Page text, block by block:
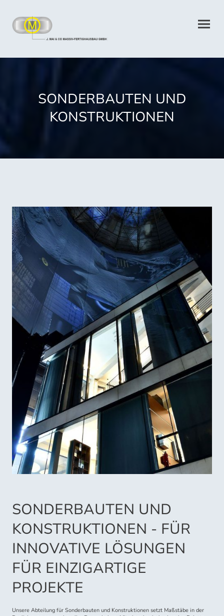
SONDERBAUTEN UND
KONSTRUKTIONEN
SONDERBAUTEN UND
KONSTRUKTIONEN - FÜR
INNOVATIVE LÖSUNGEN
FÜR EINZIGARTIGE
PROJEKTE
Unsere Abteilung für Sonderbauten und Konstruktionen setzt Maßstäbe in der